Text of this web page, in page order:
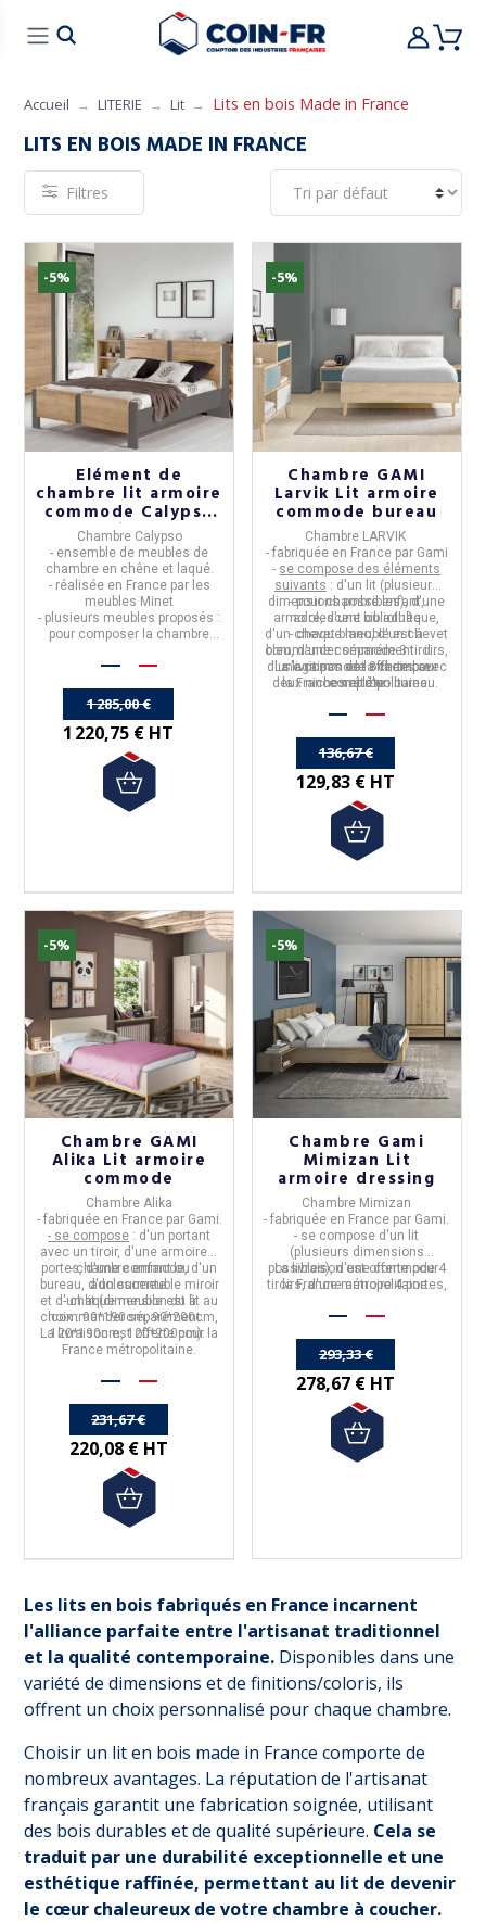
CUISINE MOBILIER
Accueil LITERIE Lit Lits en bois Made in France
LITS EN BOIS MADE IN FRANCE
Sommier Coffre Résistub
- 12 coloris 3 tailles
Sommier-coffre Maximo
- réalisé parResistub.
- fabriqué enFrance .
- 12 tissus vous sont proposés
- dans 3 tailles
Sa livraison est gratuite en France
1 733,33 €
1 560,00 € HT
-10%
3 tailles
Lit Lauren
- de chezResistub
- lit en bois massif et métal
dimensions.
La livraison estofferte
1 626,67 €
1 464,00 € HT
Filtres
-5%
Elément de
chambre lit armoire
commode Calypso
Minet
Chambre Calypso
- ensemble de meubles de
chambre en chêne et laqué.
- réalisée en Francepar les
meubles Minet
- plusieurs meubles proposés :
pour composer la chambre
1 285,00 €
1 220,75 € HT
-5%
Chambre GAMI
Larvik Lit armoire
commode bureau
Chambre LARVIK
- fabriquée en Francepar Gami
- se compose des éléments
suivants : d'un lit (plusieurs
dimensions possibles), d'une
armoire, d'une bibliothèque,
d'un chevet blanc, d'un chevet
bleu, d'une commode 3 tiroirs,
d'une commode 3 tiroirs avec
deux niches et d'un bureau.
- pour chambre enfant,
adolescent ou adulte
- chaque meuble est à
commander séparément : il ne
s'agit pas de la chambre
complète
La livraison est offerte pour
laFrancemétropolitaine.
136,67 €
129,83 € HT
-5%
Chambre GAMI
Alika Lit armoire
commode
Chambre Alika
- fabriquée en Francepar Gami.
- se compose : d'un portant
avec un tiroir, d'une armoire 3
portes, d'une commode, d'un
bureau, d'un surmeuble miroir
et d'un lit (dimension du lit au
choix : 90*190cm, 90*200cm,
120*190cm, 120*200cm).
- chambre enfant ou
adolescente.
- chaque meuble est à
commander séparément.
La livraison est offerte pour la
France métropolitaine.
231,67 €
220,08 € HT
-5%
Chambre Gami
Mimizan Lit
armoire dressing
Chambre Mimizan
- fabriquée en France par Gami.
- se compose d'un lit
(plusieurs dimensions
possibles), d'une commode 4
tiroirs, d'une armoire 4 portes,
dressing 1 porte.
La livraison est offerte pour
laFrancemétropolitaine.
293,33 €
278,67 € HT
Les lits en bois fabriqués en France incarnent
l'alliance parfaite entre l'artisanat traditionnel
et la qualité contemporaine. Disponibles dans une
variété de dimensions et de finitions/coloris, ils
offrent un choix personnalisé pour chaque chambre.
Choisir un lit en bois made in France comporte de
nombreux avantages. La réputation de l'artisanat
français garantit une fabrication soignée, utilisant
des bois durables et de qualité supérieure. Cela se
traduit par une durabilité exceptionnelle et une
esthétique raffinée, permettant au lit de devenir
le cœur chaleureux de votre chambre à coucher.